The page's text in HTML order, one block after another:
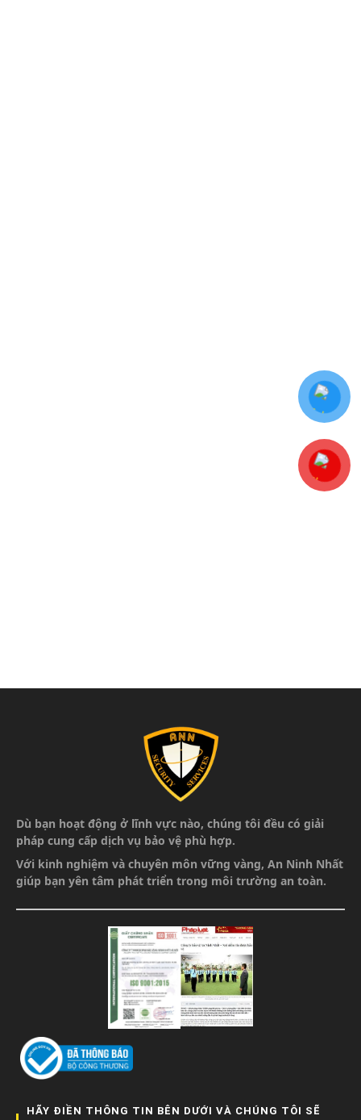
Dù bạn hoạt động ở lĩnh vực nào, chúng tôi đều có giải
pháp cung cấp dịch vụ bảo vệ phù hợp.
Với kinh nghiệm và chuyên môn vững vàng, An Ninh Nhất
giúp bạn yên tâm phát triển trong môi trường an toàn.
HÃY ĐIỀN THÔNG TIN BÊN DƯỚI VÀ CHÚNG TÔI SẼ